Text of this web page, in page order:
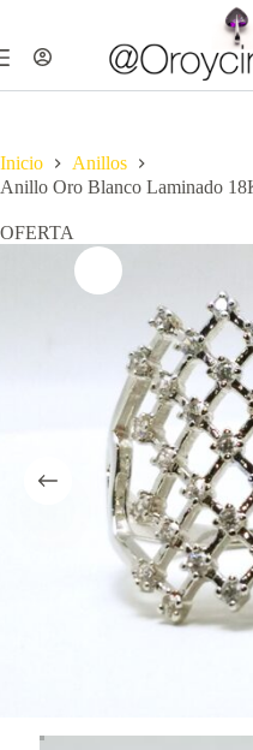
contenido
Inicio
Anillos
Anillo Oro Blanco Laminado
OFERTA